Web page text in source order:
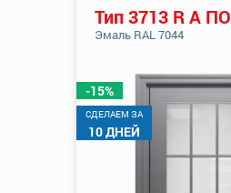
-15%
CДЕЛАЕМ ЗА
10 ДНЕЙ
Тип 3713 R А ПО
Эмаль RAL 7044